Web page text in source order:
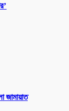
জামায়াত